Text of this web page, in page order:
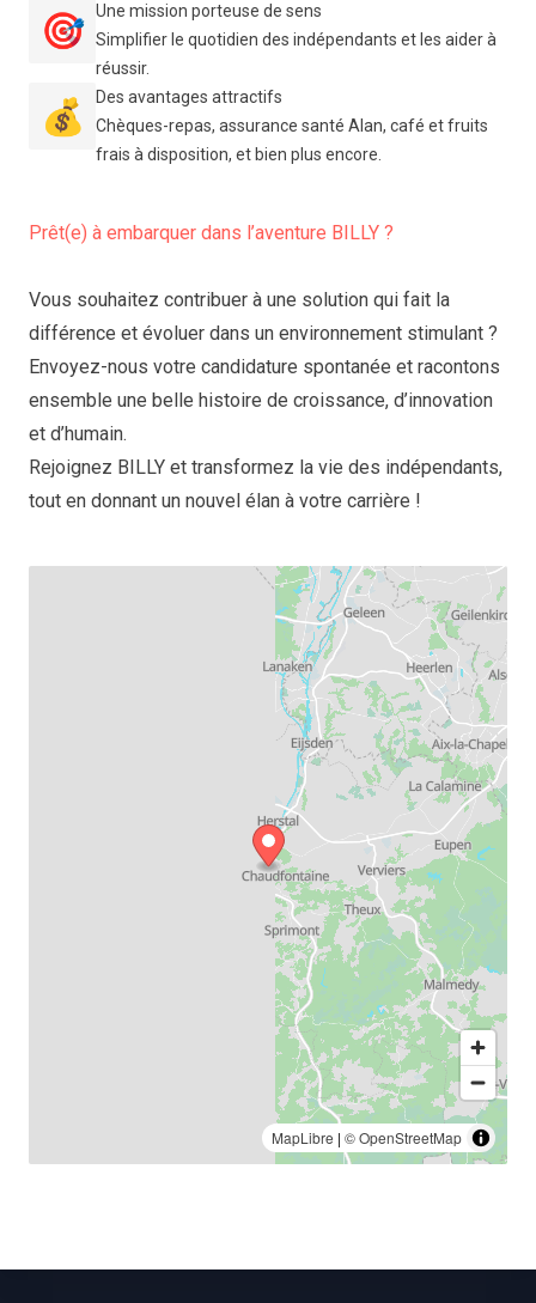
🎯 Une mission porteuse de sens
Simplifier le quotidien des indépendants et les aider à
réussir.
💰
Des avantages attractifs
Chèques-repas, assurance santé Alan, café et fruits
frais à disposition, et bien plus encore.
Prêt(e) à embarquer dans l’aventure BILLY ?
Vous souhaitez contribuer à une solution qui fait la
différence et évoluer dans un environnement stimulant ?
Envoyez-nous votre candidature spontanée et racontons
ensemble une belle histoire de croissance, d’innovation
et d’humain.
Rejoignez BILLY et transformez la vie des indépendants,
tout en donnant un nouvel élan à votre carrière !
MapLibre | © OpenStreetMap